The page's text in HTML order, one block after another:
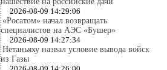
2026-08-09 14:29:06
«Росатом» начал возвращать
специалистов на АЭС «Бушер»
2026-08-09 14:27:34
Нетаньяху назвал условие вывода войск
из Газы